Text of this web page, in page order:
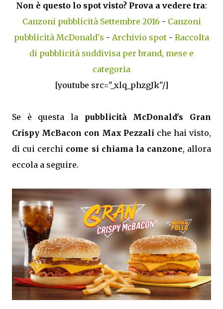
Non è questo lo spot visto? Prova a vedere tra:
Canzoni pubblicità Settembre 2016 - Canzoni
pubblicità McDonald's - Archivio spot - Raccolta
di pubblicità suddivisa per brand, mese e
categoria
[youtube src="_xlq_phzgJk"/]
Se è questa la pubblicità McDonald's Gran
Crispy McBacon con Max Pezzali che hai visto,
di cui cerchi come si chiama la canzone, allora
eccola a seguire.